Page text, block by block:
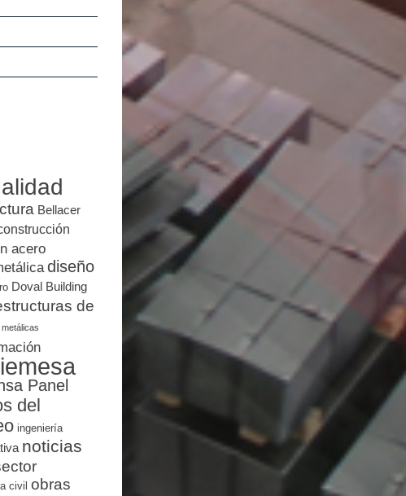
Bellacer
acero
diseño
Doval Building
de
Panel
del
ingeniería
noticias
civil obras